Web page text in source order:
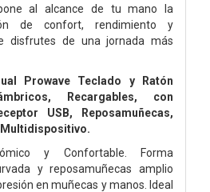
pone al alcance de tu mano la
de confort, rendimiento y
disfrutes de una jornada más
Prowave Teclado y Ratón
Recargables, con
USB, Reposamuñecas,
y Confortable. Forma
y reposamuñecas amplio
en muñecas y manos. Ideal